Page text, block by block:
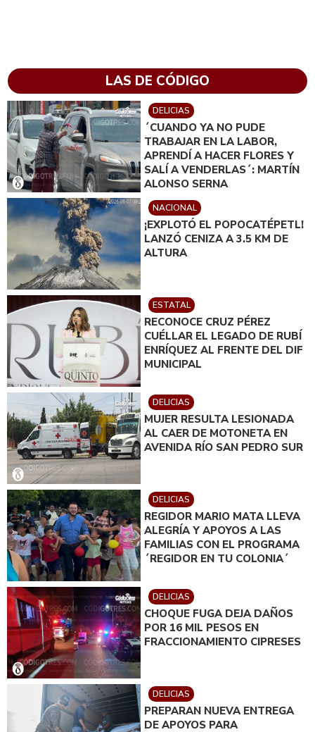
LAS DE CÓDIGO
DELICIAS
´CUANDO YA NO PUDE
TRABAJAR EN LA LABOR,
APRENDÍ A HACER FLORES Y
SALÍ A VENDERLAS´: MARTÍN
ALONSO SERNA
NACIONAL
¡EXPLOTÓ EL POPOCATÉPETL!
LANZÓ CENIZA A 3.5 KM DE
ALTURA
ESTATAL
RECONOCE CRUZ PÉREZ
CUÉLLAR EL LEGADO DE RUBÍ
ENRÍQUEZ AL FRENTE DEL DIF
MUNICIPAL
DELICIAS
MUJER RESULTA LESIONADA
AL CAER DE MOTONETA EN
AVENIDA RÍO SAN PEDRO SUR
DELICIAS
REGIDOR MARIO MATA LLEVA
ALEGRÍA Y APOYOS A LAS
FAMILIAS CON EL PROGRAMA
´REGIDOR EN TU COLONIA´
DELICIAS
CHOQUE FUGA DEJA DAÑOS
POR 16 MIL PESOS EN
FRACCIONAMIENTO CIPRESES
DELICIAS
PREPARAN NUEVA ENTREGA
DE APOYOS PARA